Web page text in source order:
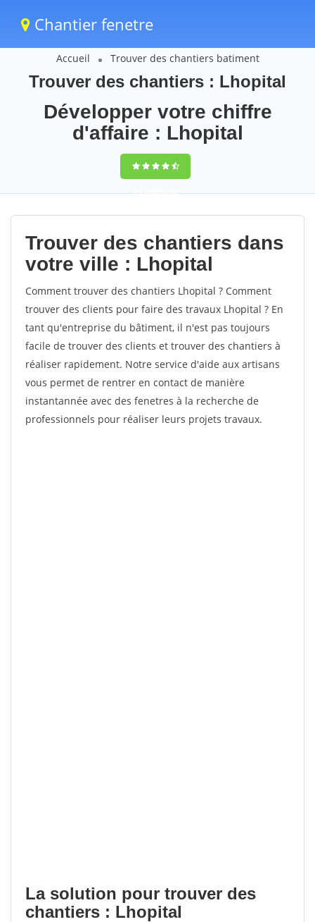
Chantier fenetre
Accueil Trouver des chantiers batiment
Trouver des chantiers : Lhopital
Développer votre chiffre
d'affaire : Lhopital
9,5(100%)58
votes
Trouver des chantiers dans
votre ville : Lhopital
Comment trouver des chantiers Lhopital ? Comment
trouver des clients pour faire des travaux Lhopital ? En
tant qu'entreprise du bâtiment, il n'est pas toujours
facile de trouver des clients et trouver des chantiers à
réaliser rapidement. Notre service d'aide aux artisans
vous permet de rentrer en contact de manière
instantannée avec des fenetres à la recherche de
professionnels pour réaliser leurs projets travaux.
La solution pour trouver des
chantiers : Lhopital